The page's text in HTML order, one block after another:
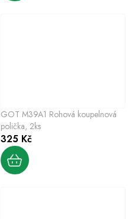
GOT M39A1 Rohová koupelnová
polička, 2ks
325 Kč